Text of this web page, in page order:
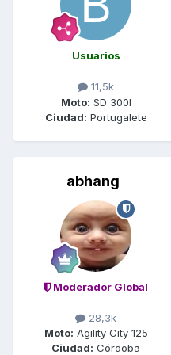
Usuarios
11,5k
Moto: SD 300I
Ciudad: Portugalete
abhang
Moderador Global
28,3k
Moto: Agility City 125
Ciudad: Córdoba